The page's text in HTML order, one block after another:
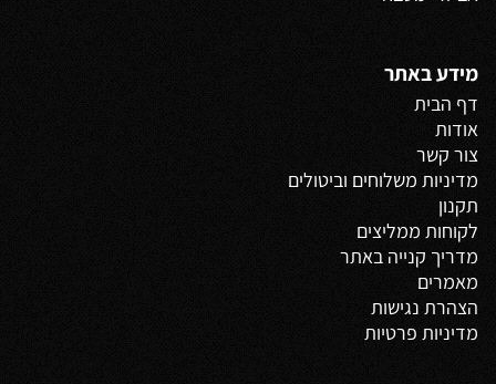
מידע באתר
דף הבית
אודות
צור קשר
מדיניות משלוחים וביטולים
תקנון
לקוחות ממליצים
מדריך קנייה באתר
מאמרים
הצהרת נגישות
מדיניות פרטיות